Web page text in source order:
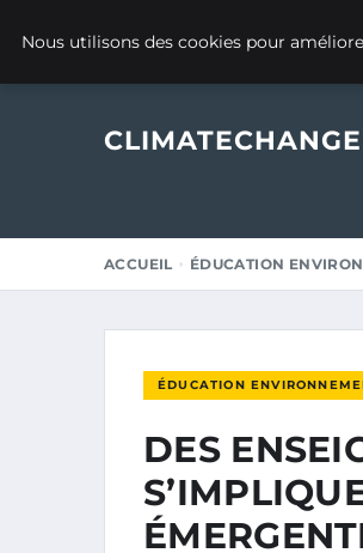
ACCUEIL ÉDUCATION
ÉDUCATION
DES
Nous utilisons des cookies pour